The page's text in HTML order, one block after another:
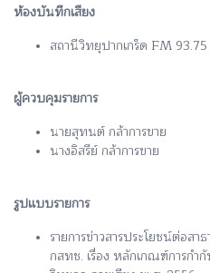
ห้องบันทึกเสียง
สถานีวิทยุปากเกร็ด FM
ผู้ควบคุมรายการ
นายสุทนต์ กล้าการขาย
นางอิสรีย์ กล้าการขาย
รูปแบบรายการ
รายการข่าวสารประโยชน์ต่อส
กสทช. เรื่อง หลักเกณฑ์การกำ